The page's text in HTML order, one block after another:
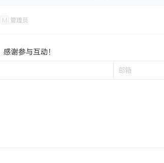
M 管理员
谢参与互动！